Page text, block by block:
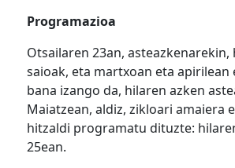
Programazioa
Otsailaren 23an, asteazkenarekin,
saioak, eta martxoan eta apirilean
bana izango da, hilaren azken
Maiatzean, aldiz, zikloari amaiera
hitzaldi programatu dituzte:
25ean.